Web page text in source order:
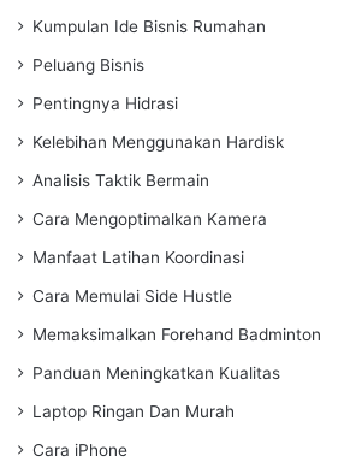
Kumpulan Ide Bisnis Rumahan
Peluang Bisnis
Pentingnya Hidrasi
Kelebihan Menggunakan Hardisk
Analisis Taktik Bermain
Cara Mengoptimalkan Kamera
Manfaat Latihan Koordinasi
Cara Memulai Side Hustle
Memaksimalkan Forehand Badminton
Panduan Meningkatkan Kualitas
Laptop Ringan Dan Murah
Cara iPhone